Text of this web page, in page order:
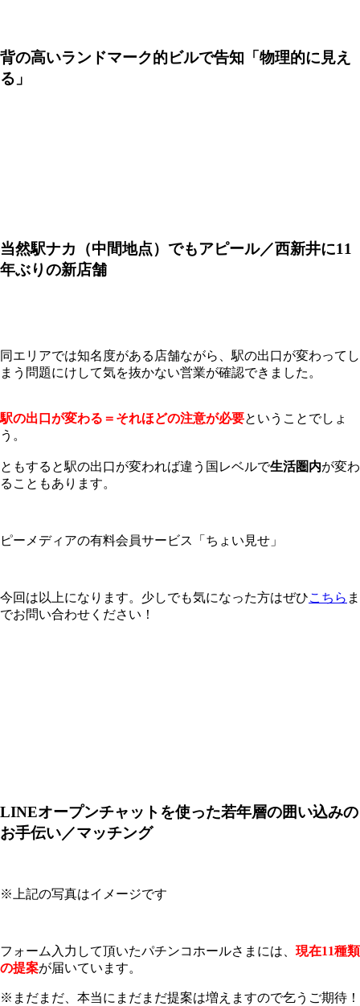
背の高いランドマーク的ビルで告知「物理的に見え
る」
当然駅ナカ（中間地点）でもアピール／西新井に11
年ぶりの新店舗
同エリアでは知名度がある店舗ながら、駅の出口が変わってし
まう問題にけして気を抜かない営業が確認できました。
駅の出口が変わる＝それほどの注意が必要ということでしょ
う。
ともすると駅の出口が変われば違う国レベルで生活圏内が変わ
ることもあります。
ピーメディアの有料会員サービス「ちょい見せ」
今回は以上になります。少しでも気になった方はぜひこちら ま
でお問い合わせください！
LINEオープンチャットを使った若年層の囲い込みの
お手伝い／マッチング
※上記の写真はイメージです
フォーム入力して頂いたパチンコホールさまには、 現在11種類
の提案が届いています。
※まだまだ、本当にまだまだ提案は増えますので乞うご期待！